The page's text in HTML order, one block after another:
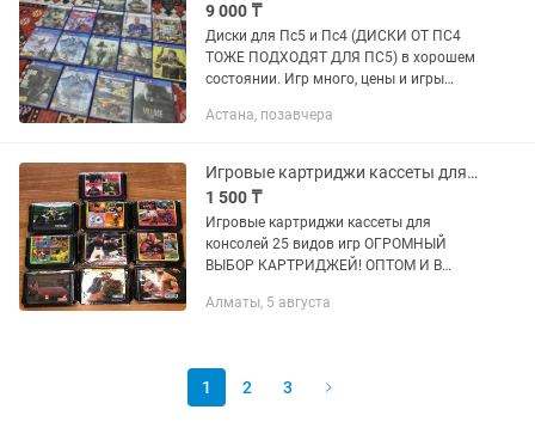
9 000 ₸
Диски для Пс5 и Пс4 (ДИСКИ ОТ ПС4
ТОЖЕ ПОДХОДЯТ ДЛЯ ПС5) в хорошем
состоянии. Игр много, цены и игры
русский язык, оригинальные и с
Астана, позавчера
Игровые картриджи кассеты для консолей 25 игр. Оптом и в розницу
1 500 ₸
Игровые картриджи кассеты для
консолей 25 видов игр ОГРОМНЫЙ
ВЫБОР КАРТРИДЖЕЙ! ОПТОМ И В
Вставляются в игровые консоли, к
Алматы, 5 августа
1 2 3